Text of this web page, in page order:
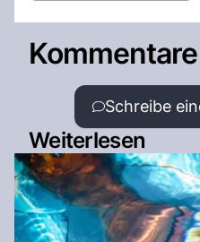
Kommentare
Schreibe
Weiterlesen